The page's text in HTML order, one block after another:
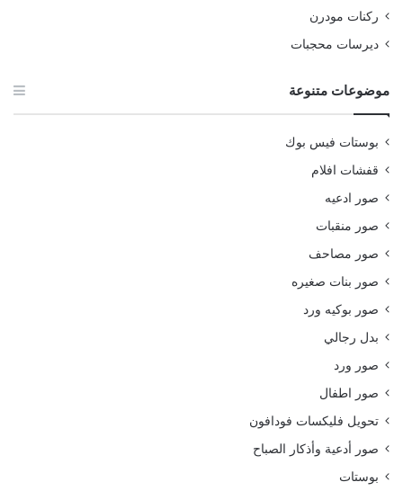
ركنات مودرن
ديرسات محجبات
موضوعات متنوعة
بوستات فيس بوك
قفشات افلام
صور ادعيه
صور منقبات
صور مصاحف
صور بنات صغيره
صور بوكيه ورد
بدل رجالي
صور ورد
صور اطفال
تحويل فليكسات فودافون
صور أدعية وأذكار الصباح
بوستات